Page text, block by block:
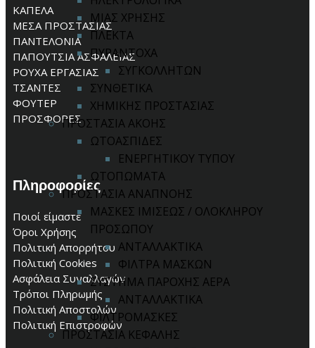
ΜΙΑΣ ΧΡΗΣΗΣ
ΠΛΕΚΤΑ
ΠΥΡΑΝΤΟΧΑ
ΣΥΓΚΟΛΛΗΤΩΝ
ΣΥΝΘΕΤΙΚΑ
ΧΗΜΙΚΗΣ ΠΡΟΣΤΑΣΙΑΣ
ΠΡΟΣΤΑΣΙΑ ΑΚΟΗΣ
ΩΤΟΑΣΠΙΔΕΣ
ΕΝΕΡΓΗΤΙΚΟΥ ΤΥΠΟΥ
ΩΤΟΠΩΜΑΤΑ
ΠΡΟΣΤΑΣΙΑ ΑΝΑΠΝΟΗΣ
ΜΑΣΚΕΣ ΙΜΙΣΕΩΣ / ΟΛΟΚΛΗΡΟΥ
ΠΡΟΣΩΠΟΥ
ΑΝΤΑΛΛΑΚΤΙΚΑ
ΦΙΛΤΡΑ ΜΑΣΚΩΝ
ΣΥΣΤΗΜΑ ΠΑΡΟΧΗΣ ΑΕΡΑ
ΑΝΤΑΛΛΑΚΤΙΚΑ
ΦΙΛΤΡΟΜΑΣΚΕΣ
ΠΡΟΣΤΑΣΙΑ ΚΕΦΑΛΗΣ
ΚΑΠΕΛΑ
ΜΕΣΑ ΠΡΟΣΤΑΣΙΑΣ
ΠΑΝΤΕΛΟΝΙΑ
ΠΑΠΟΥΤΣΙΑ ΑΣΦΑΛΕΙΑΣ
ΡΟΥΧΑ ΕΡΓΑΣΙΑΣ
ΤΣΑΝΤΕΣ
ΦΟΥΤΕΡ
ΠΡΟΣΦΟΡΕΣ
Πληροφορίες
Ποιοί είμαστε
Όροι Χρήσης
Πολιτική Απορρήτου
Πολιτική Cookies
Ασφάλεια Συναλλαγών
Τρόποι Πληρωμής
Πολιτική Αποστολών
Πολιτική Επιστροφών